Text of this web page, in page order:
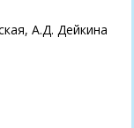
А.Д. Дейкина